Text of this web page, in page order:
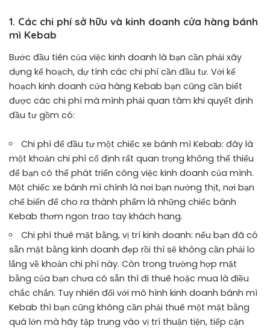
1. Các chi phí sở hữu và kinh doanh cửa hàng bánh
mì Kebab
Bước đầu tiên của việc kinh doanh là bạn cần phải xây
dựng kế hoạch, dự tính các chi phí cần đầu tư. Với kế
hoạch kinh doanh cửa hàng Kebab bạn cũng cần biết
được các chi phí mà mình phải quan tâm khi quyết định
đầu tư gồm có:
Chi phí để đầu tư một chiếc xe bánh mì Kebab: đây là
một khoản chi phí cố định rất quan trọng không thể thiếu
để bạn có thể phát triển công việc kinh doanh của mình.
Một chiếc xe bánh mì chính là nơi bạn nướng thịt, nơi bạn
chế biến để cho ra thành phẩm là những chiếc bánh
Kebab thơm ngon trao tay khách hang.
Chi phí thuê mặt bằng, vị trí kinh doanh: nếu bạn đã có
sẵn mặt bằng kinh doanh đẹp rồi thì sẽ không cần phải lo
lắng về khoản chi phí này. Còn trong trường hợp mặt
bằng của bạn chưa có sẵn thì đi thuê hoặc mua là điều
chắc chắn. Tuy nhiên đối với mô hình kinh doanh bánh mì
Kebab thì bạn cũng không cần phải thuê một mặt bằng
quá lớn mà hãy tập trung vào vị trí thuận tiện, tiếp cận